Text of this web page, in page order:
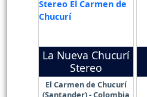
La Nueva Chucurí
Stereo
El Carmen de Chucurí
(Santander) - Colombia